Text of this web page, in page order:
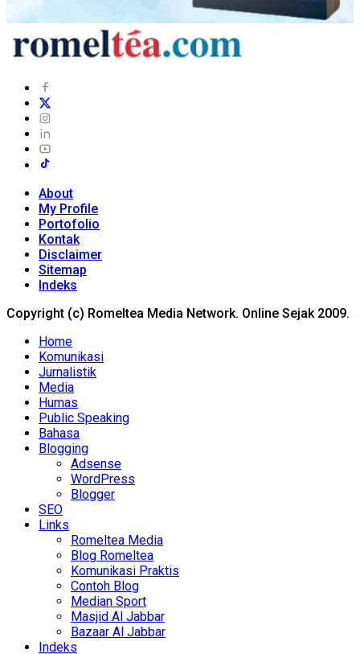
About
My Profile
Portofolio
Kontak
Disclaimer
Sitemap
Indeks
Copyright (c) Romeltea Media Network. Online Sejak 2009.
Home
Komunikasi
Jurnalistik
Media
Humas
Public Speaking
Bahasa
Blogging
Adsense
WordPress
Blogger
SEO
Links
Romeltea Media
Blog Romeltea
Komunikasi Praktis
Contoh Blog
Median Sport
Masjid Al Jabbar
Bazaar Al Jabbar
Indeks